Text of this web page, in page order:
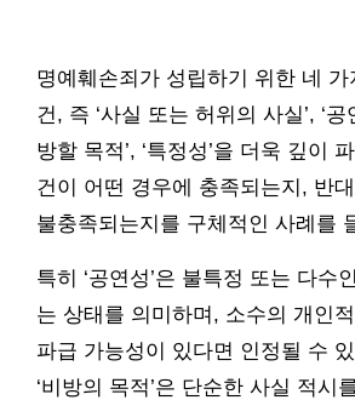
명예훼손죄가 성립하기 위한 네
건, 즉 ‘사실 또는 허위의 사실’, ‘공
방할 목적’, ‘특정성’을 더욱 깊이
건이 어떤 경우에 충족되는지, 반
불충족되는지를 구체적인 사례를
특히 ‘공연성’은 불특정 또는 다수
는 상태를 의미하며, 소수의 개인
파급 가능성이 있다면 인정될 수
‘비방의 목적’은 단순한 사실 적시